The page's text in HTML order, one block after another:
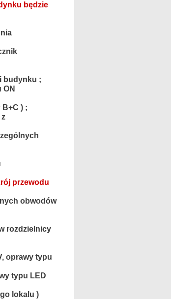
będzie
budynku ;
) ;
z
przewodu
obwodów
rozdzielnicy
oprawy typu
typu LED
lokalu )